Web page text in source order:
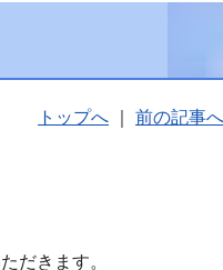
トップへ 前の記事へ
だきます。